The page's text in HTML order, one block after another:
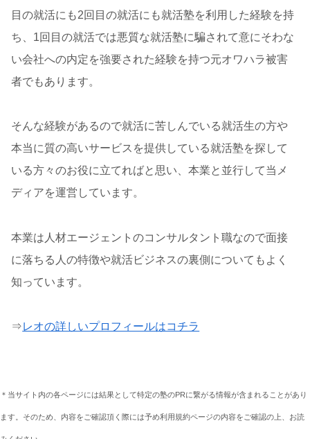
目の就活にも2回目の就活にも就活塾を利用した経験を持
ち、1回目の就活では悪質な就活塾に騙されて意にそわな
い会社への内定を強要された経験を持つ元オワハラ被害
者でもあります。
そんな経験があるので就活に苦しんでいる就活生の方や
本当に質の高いサービスを提供している就活塾を探して
いる方々のお役に立てればと思い、本業と並行して当メ
ディアを運営しています。
本業は人材エージェントのコンサルタント職なので面接
に落ちる人の特徴や就活ビジネスの裏側についてもよく
知っています。
⇒レオの詳しいプロフィールはコチラ
＊当サイト内の各ページには結果として特定の塾のPRに繋がる情報が含まれることがあり
ます。そのため、内容をご確認頂く際には予め利用規約ページの内容をご確認の上、お読